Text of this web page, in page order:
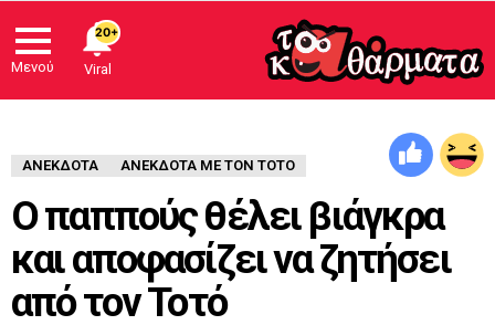
Μενού
ΑΝΈΚΔΟΤΑ ΑΝΕΚΔΟΤΑ ΜΕ ΤΟΝ ΤΟΤΟ
Ο παππούς θέλει βιάγκρα
και αποφασίζει να ζητήσει
από τον Τοτό
20+
Viral